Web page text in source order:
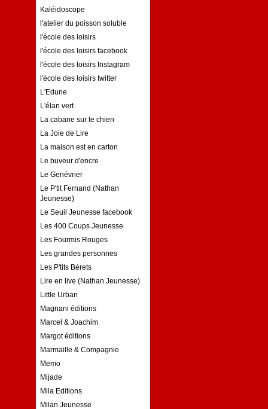
Kaléidoscope
l'atelier du poisson soluble
l'école des loisirs
l'école des loisirs facebook
l'école des loisirs Instagram
l'école des loisirs twitter
L'Edune
L'élan vert
La cabane sur le chien
La Joie de Lire
La maison est en carton
Le buveur d'encre
Le Genévrier
Le P'tit Fernand (Nathan
Jeunesse)
Le Seuil Jeunesse facebook
Les 400 Coups Jeunesse
Les Fourmis Rouges
Les grandes personnes
Les P'tits Bérets
Lire en live (Nathan Jeunesse)
Little Urban
Magnani éditions
Marcel & Joachim
Margot éditions
Marmaille & Compagnie
Memo
Mijade
Mila Editions
Milan Jeunesse